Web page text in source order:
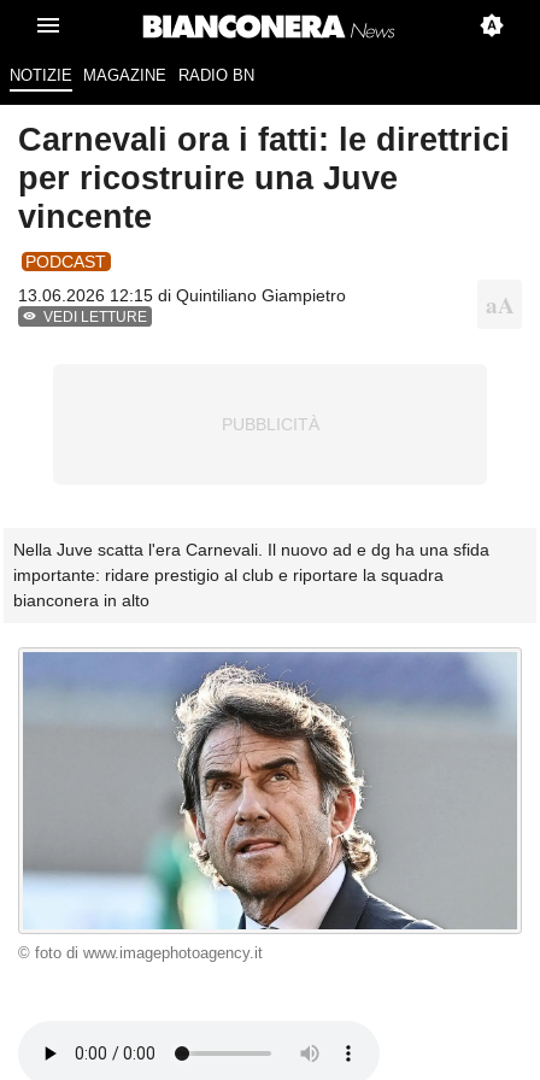
NOTIZIE MAGAZINE RADIO BN
Carnevali ora i fatti: le direttrici
per ricostruire una Juve
vincente
PODCAST
13.06.2026 12:15 di Quintiliano Giampietro
VEDI LETTURE
Nella Juve scatta l'era Carnevali. Il nuovo ad e dg ha una sfida
importante: ridare prestigio al club e riportare la squadra
bianconera in alto
© foto di www.imagephotoagency.it